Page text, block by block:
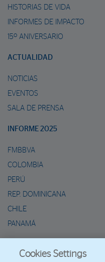
HISTORIAS DE VIDA
INFORMES DE IMPACTO
15º ANIVERSARIO
ACTUALIDAD
NOTICIAS
EVENTOS
SALA DE PRENSA
INFORME 2025
FMBBVA
COLOMBIA
PERÚ
REP. DOMINICANA
CHILE
PANAMÁ
Cookies Settings